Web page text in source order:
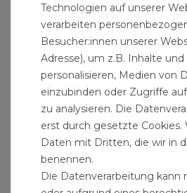
Größe: 20 x 2 - 16 x 2 - 16
Gewicht: 250 g
Lieferumfang: Pressfitting
Stück 20 x 2 - 16 x 2 - 16 x 2
Verbundrohr
Es wird lediglich unser
Mehrschichtverbundrohr,
ein Kalibrierer, sowie eine
Technologien auf unserer
verarbeiten
Besucher:innen unserer
Adresse), um z.B. Inhalte
personalisieren, Medien von
einzubinden oder Zugriffe
zu analysieren. Die
erst durch gesetzte Cookies.
Daten mit Dritten, die wir in
benennen.
Die Datenverarbeitung kann